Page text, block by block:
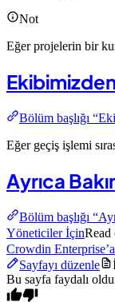
Not
Eğer projelerin bir
Bölüm başlığı
Eğer geçiş işlemi
Ayrıca
Bölüm başlığı
Yöneticiler İçinRead
Crowdin
Sayfayı düzenle
Bu sayfa faydalı